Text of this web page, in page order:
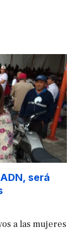
será
a las mujeres